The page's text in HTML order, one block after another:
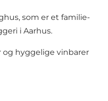
som er et familie-
i Aarhus.
og hyggelige vinbarer